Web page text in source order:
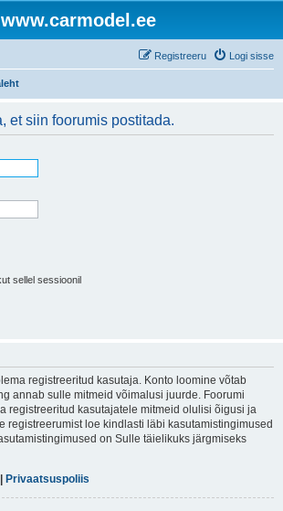
www.carmodel.ee
Logi sisse
Registreeru
et siin foorumis postitada.
sellel sessioonil
registreeritud kasutaja. Konto loomine võtab
annab sulle mitmeid võimalusi juurde. Foorumi
registreeritud kasutajatele mitmeid olulisi õigusi ja
registreerumist loe kindlasti läbi kasutamistingimused
on Sulle täielikuks järgmiseks
| Privaatsuspoliis